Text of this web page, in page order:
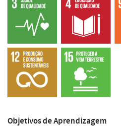
Objetivos de Aprendizagem